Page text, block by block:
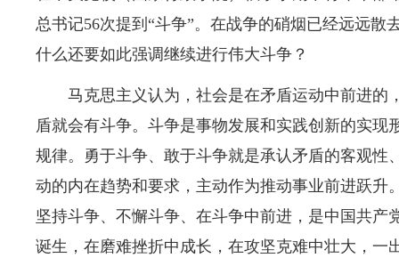
总书记56次提到“斗争”。在战争的硝烟已经远远散
什么还要如此强调继续进行伟大斗争？
马克思主义认为，社会是在矛盾运动中前进的
盾就会有斗争。斗争是事物发展和实践创新的实现
规律。勇于斗争、敢于斗争就是承认矛盾的客观性
动的内在趋势和要求，主动作为推动事业前进跃升
坚持斗争、不懈斗争、在斗争中前进，是中国共产
诞生，在磨难挫折中成长，在攻坚克难中壮大，一